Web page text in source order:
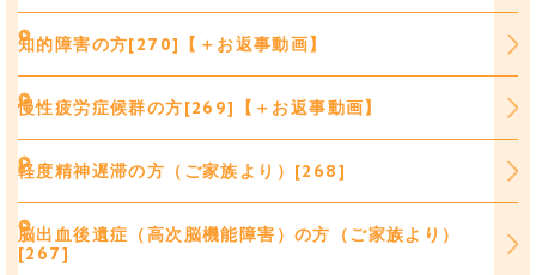
知的障害の方[270]【＋お返事動画】
慢性疲労症候群の方[269]【＋お返事動画】
軽度精神遅滞の方（ご家族より）[268]
脳出血後遺症（高次脳機能障害）の方（ご家族より）
[267]